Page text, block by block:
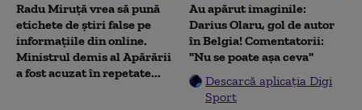
Radu Miruţă vrea să pună
etichete de știri false pe
informațiile din online.
Ministrul demis al Apărării
a fost acuzat în repetate...
Au apărut imaginile:
Darius Olaru, gol de autor
în Belgia! Comentatorii:
"Nu se poate așa ceva"
Descarcă aplicația Digi
Sport